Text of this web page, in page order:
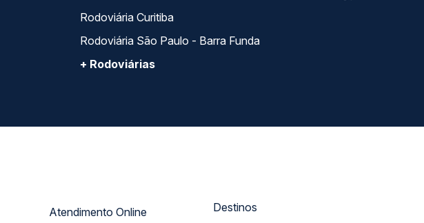
Rodoviária Curitiba
Rodoviária São Paulo - Barra Funda
+ Rodoviárias
Atendimento Online
Destinos